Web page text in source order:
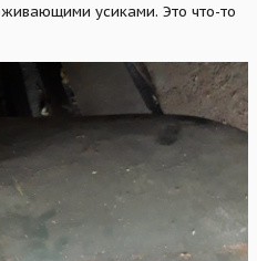
усиками. Это что-то